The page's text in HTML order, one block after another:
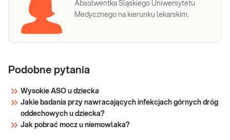
Absolwentka Śląskiego Uniwersytetu
Medycznego na kierunku lekarskim.
Podobne pytania
Wysokie ASO u dziecka
Jakie badania przy nawracających infekcjach górnych dróg
oddechowych u dziecka?
Jak pobrać mocz u niemowlaka?